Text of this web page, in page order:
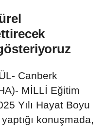
Canberk
MİLLİ Eğitim
Yılı Hayat Boyu
konuşmada,